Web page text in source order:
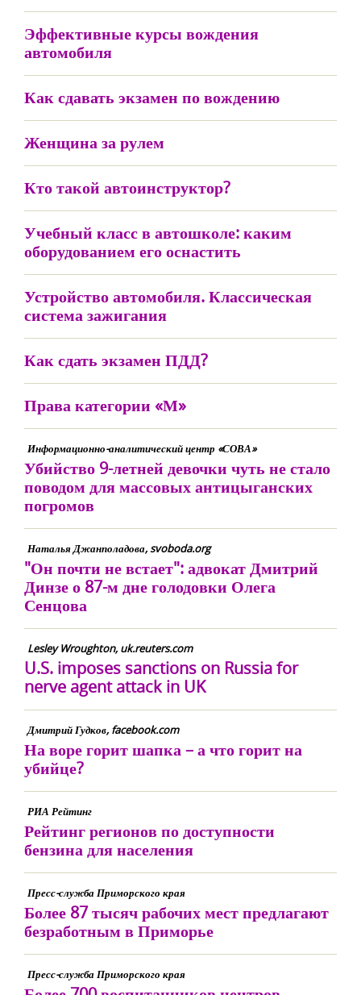
Эффективные курсы вождения
автомобиля
Как сдавать экзамен по вождению
Женщина за рулем
Кто такой автоинструктор?
Учебный класс в автошколе: каким
оборудованием его оснастить
Устройство автомобиля. Классическая
система зажигания
Как сдать экзамен ПДД?
Права категории «М»
Информационно-аналитический центр «СОВА»
Убийство 9-летней девочки чуть не стало
поводом для массовых антицыганских
погромов
Наталья Джанполадова, svoboda.org
"Он почти не встает": адвокат Дмитрий
Динзе о 87-м дне голодовки Олега
Сенцова
Lesley Wroughton, uk.reuters.com
U.S. imposes sanctions on Russia for
nerve agent attack in UK
Дмитрий Гудков, facebook.com
На воре горит шапка – а что горит на
убийце?
РИА Рейтинг
Рейтинг регионов по доступности
бензина для населения
Пресс-служба Приморского края
Более 87 тысяч рабочих мест предлагают
безработным в Приморье
Пресс-служба Приморского края